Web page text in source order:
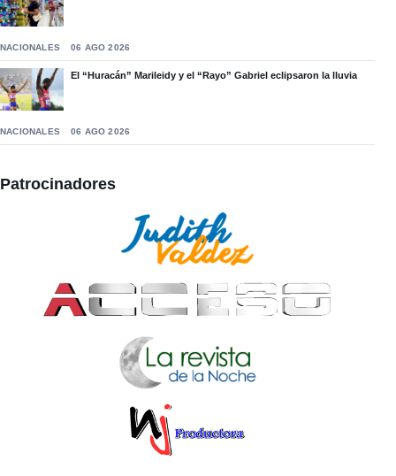
NACIONALES 06 AGO 2026
El “Huracán” Marileidy y el “Rayo” Gabriel eclipsaron la lluvia
NACIONALES 06 AGO 2026
Patrocinadores